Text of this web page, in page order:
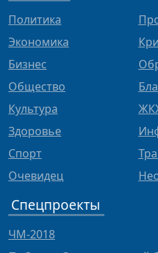
Политика
Экономика
Бизнес
Общество
Культура
Здоровье
Спорт
Очевидец
Спецпроекты
ЧМ-2018